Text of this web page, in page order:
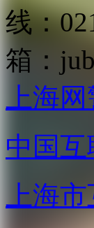
线：
箱：
上海
中国互
上海